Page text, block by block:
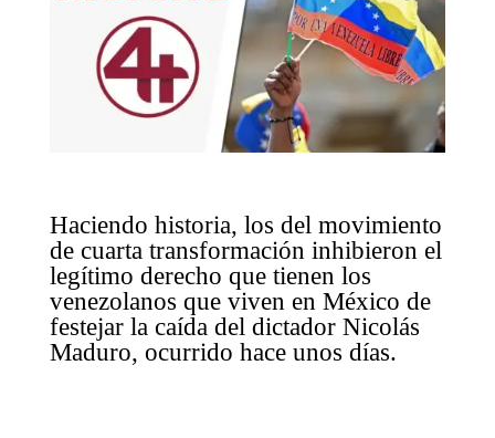
Haciendo historia, los del movimiento
de cuarta transformación inhibieron el
legítimo derecho que tienen los
venezolanos que viven en México de
festejar la caída del dictador Nicolás
Maduro, ocurrido hace unos días.